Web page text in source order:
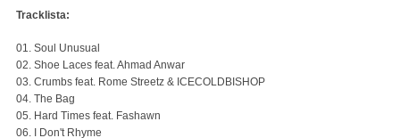
Tracklista:
01. Soul Unusual
02. Shoe Laces feat. Ahmad Anwar
03. Crumbs feat. Rome Streetz & ICECOLDBISHOP
04. The Bag
05. Hard Times feat. Fashawn
06. I Don't Rhyme